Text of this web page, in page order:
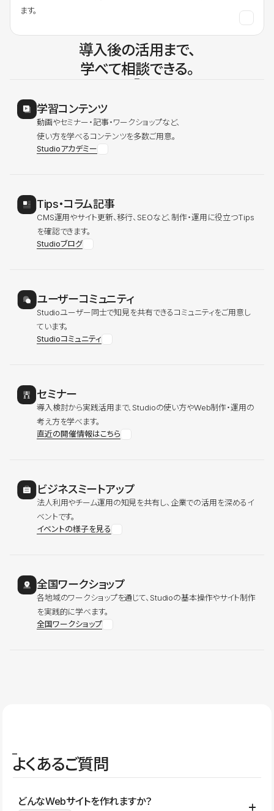
ます。
導入後の活用まで、
学べて相談できる。
学習コンテンツ
動画やセミナー・記事・ワークショップなど、
使い方を学べるコンテンツを多数ご用意。
Studioアカデミー
Tips・コラム記事
CMS運用やサイト更新、移行、SEOなど、制作・運用に役立つTips
を確認できます。
Studioブログ
ユーザーコミュニティ
Studioユーザー同士で知見を共有できるコミュニティをご用意し
ています。
Studioコミュニティ
セミナー
導入検討から実践活用まで、Studioの使い方やWeb制作・運用の
考え方を学べます。
直近の開催情報はこちら
ビジネスミートアップ
法人利用やチーム運用の知見を共有し、企業での活用を深めるイ
ベントです。
イベントの様子を見る
全国ワークショップ
各地域のワークショップを通じて、Studioの基本操作やサイト制作
を実践的に学べます。
全国ワークショップ
よくあるご質問
どんなWebサイトを作れますか？